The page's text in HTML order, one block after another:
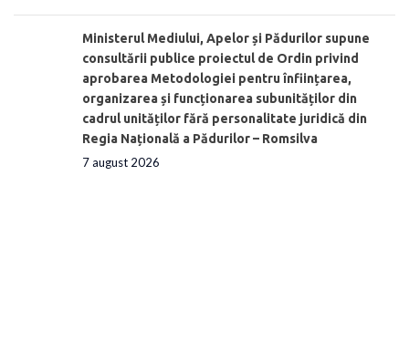
Ministerul Mediului, Apelor și Pădurilor supune
consultării publice proiectul de Ordin privind
aprobarea Metodologiei pentru înființarea,
organizarea și funcționarea subunităților din
cadrul unităților fără personalitate juridică din
Regia Națională a Pădurilor – Romsilva
7 august 2026